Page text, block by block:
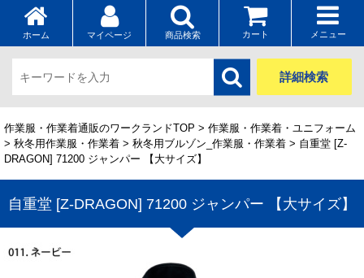
ホーム マイページ 商品検索 カート メニュー
詳細検索
作業服・作業着通販のワークランドTOP > 作業服・作業着・ユニフォーム
> 秋冬用作業服・作業着 > 秋冬用ブルゾン_作業服・作業着 > 自重堂 [Z-
DRAGON] 71200 ジャンパー 【大サイズ】
自重堂 [Z-DRAGON] 71200 ジャンパー 【大サイズ】